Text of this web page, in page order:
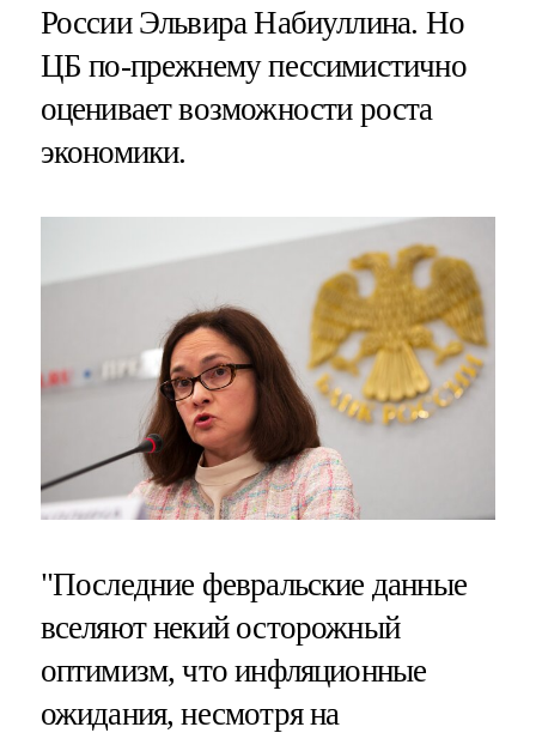
России Эльвира Набиуллина. Но
ЦБ по-прежнему пессимистично
оценивает возможности роста
экономики.
"Последние февральские данные
вселяют некий осторожный
оптимизм, что инфляционные
ожидания, несмотря на